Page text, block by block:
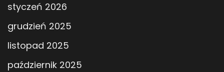
styczeń 2026
grudzień 2025
listopad 2025
październik 2025